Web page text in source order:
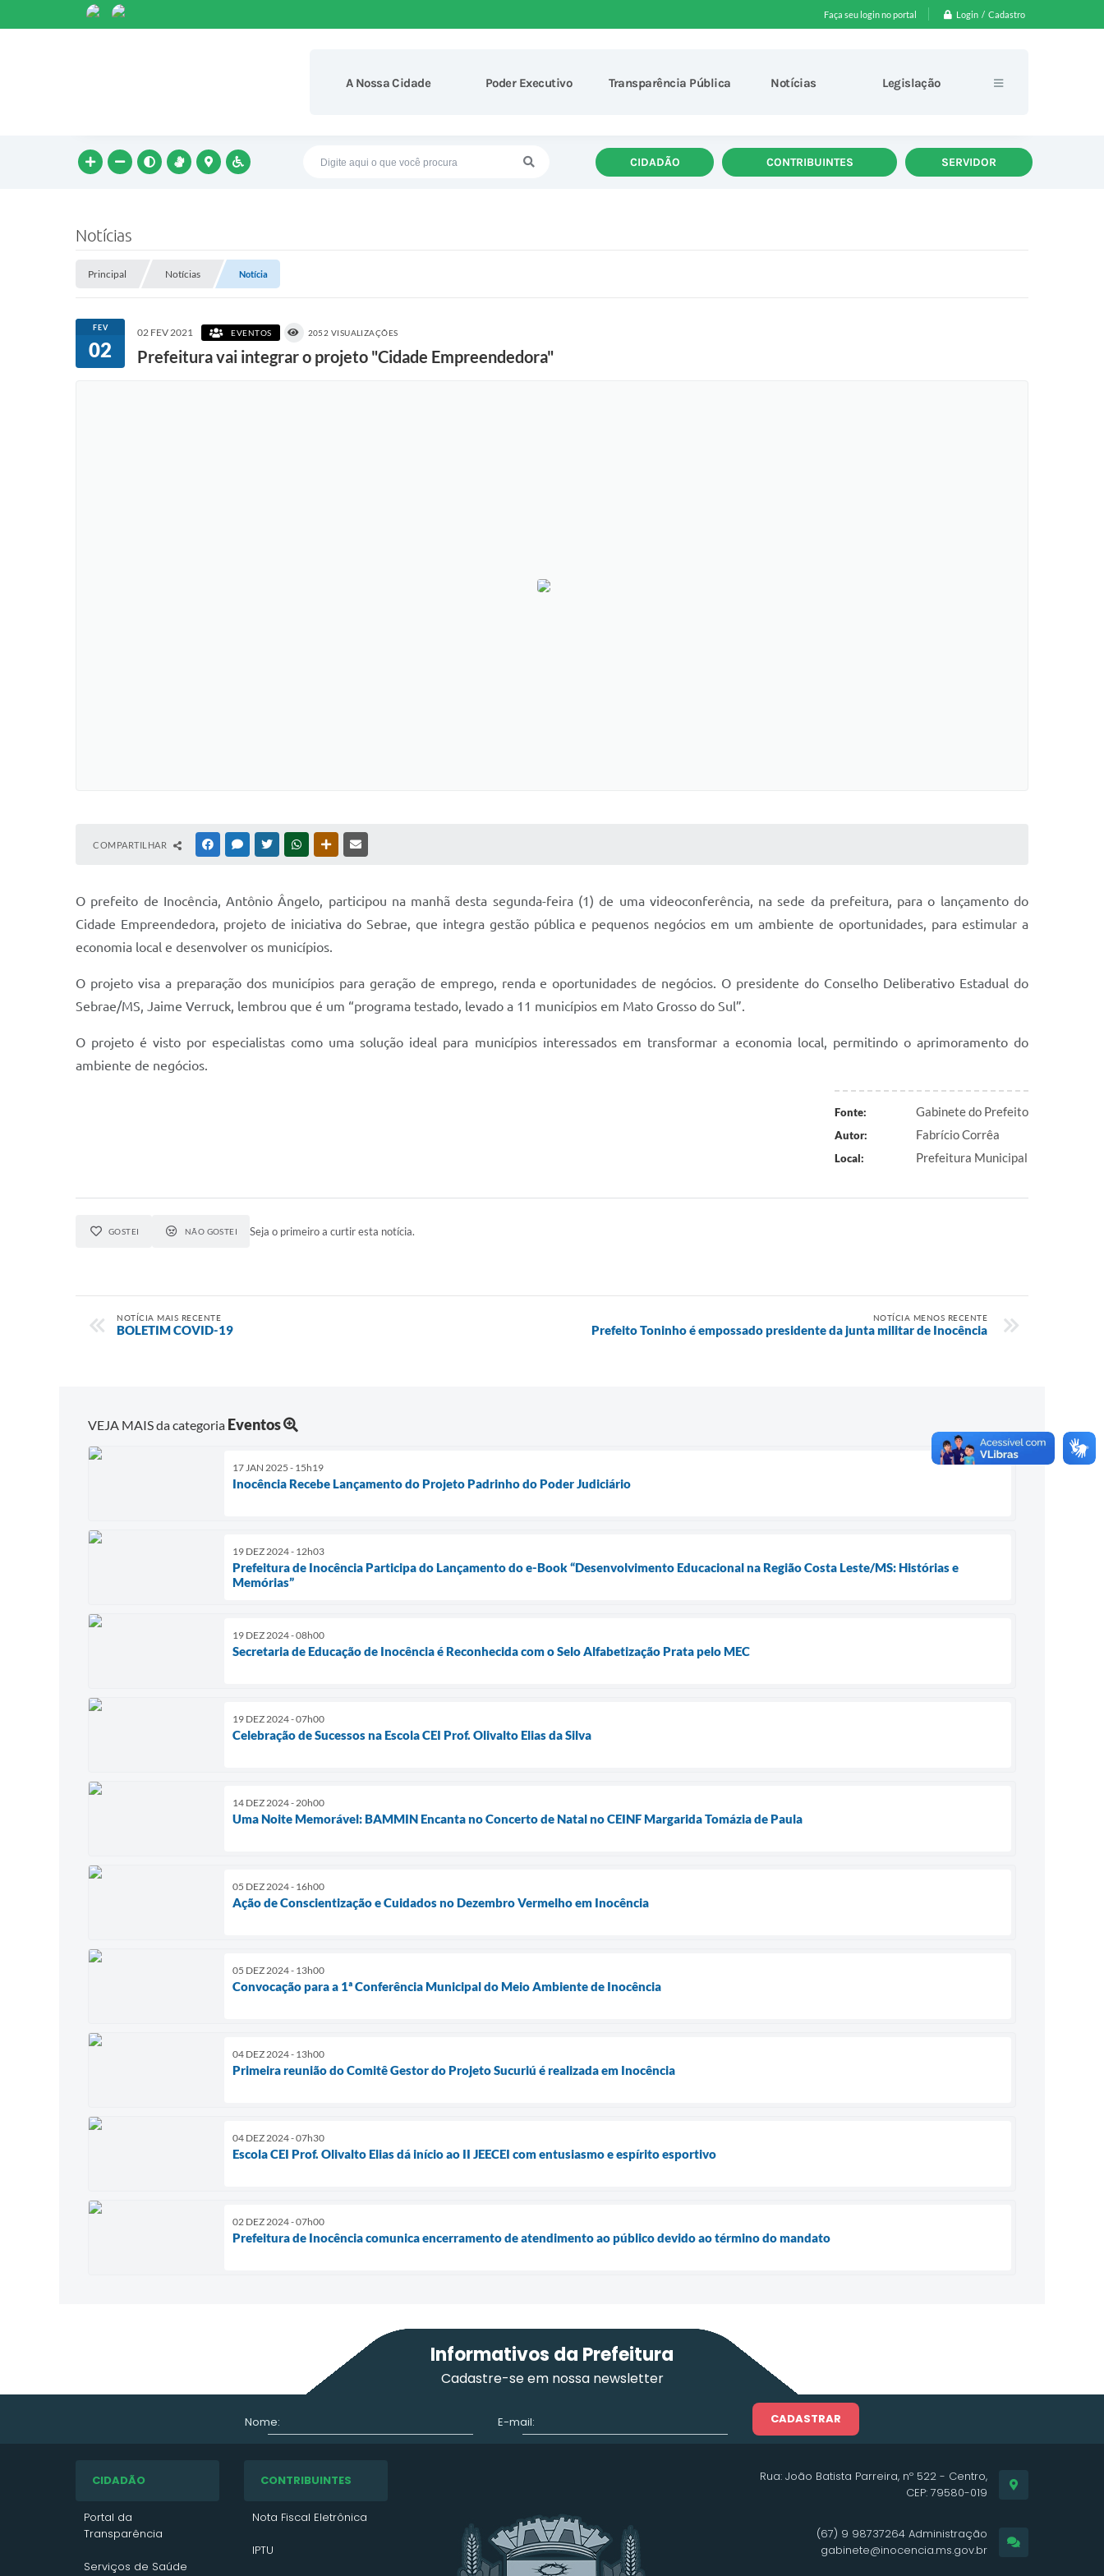
Faça seu login no portal Login / Cadastro
A Nossa Cidade Poder Executivo Transparência Pública Notícias Legislação
CIDADÃO CONTRIBUINTES SERVIDOR
Notícias
Principal Notícias Notícia
FEV
02
02 FEV 2021 EVENTOS 2052 VISUALIZAÇÕES
Prefeitura vai integrar o projeto "Cidade Empreendedora"
COMPARTILHAR FACEBOOKMESSENGER
TWITTERWHATSAPPOUTRAS MÍDIAS
O prefeito de Inocência, Antônio Ângelo, participou na manhã desta segunda-feira (1) de uma videoconferência, na sede da prefeitura, para o lançamento do
Cidade Empreendedora, projeto de iniciativa do Sebrae, que integra gestão pública e pequenos negócios em um ambiente de oportunidades, para estimular a
economia local e desenvolver os municípios.
O projeto visa a preparação dos municípios para geração de emprego, renda e oportunidades de negócios. O presidente do Conselho Deliberativo Estadual do
Sebrae/MS, Jaime Verruck, lembrou que é um “programa testado, levado a 11 municípios em Mato Grosso do Sul”.
O projeto é visto por especialistas como uma solução ideal para municípios interessados em transformar a economia local, permitindo o aprimoramento do
ambiente de negócios.
Fonte: Gabinete do Prefeito
Autor: Fabrício Corrêa
Local: Prefeitura Municipal
GOSTEI NÃO GOSTEI Seja o primeiro a curtir esta notícia.
NOTÍCIA MAIS RECENTE
BOLETIM COVID-19
NOTÍCIA MENOS RECENTE
Prefeito Toninho é empossado presidente da junta militar de Inocência
VEJA MAIS da categoria Eventos
17 JAN 2025 - 15h19
Inocência Recebe Lançamento do Projeto Padrinho do Poder Judiciário
19 DEZ 2024 - 12h03
Prefeitura de Inocência Participa do Lançamento do e-Book “Desenvolvimento Educacional na Região Costa Leste/MS: Histórias e
Memórias”
19 DEZ 2024 - 08h00
Secretaria de Educação de Inocência é Reconhecida com o Selo Alfabetização Prata pelo MEC
19 DEZ 2024 - 07h00
Celebração de Sucessos na Escola CEI Prof. Olivalto Elias da Silva
14 DEZ 2024 - 20h00
Uma Noite Memorável: BAMMIN Encanta no Concerto de Natal no CEINF Margarida Tomázia de Paula
05 DEZ 2024 - 16h00
Ação de Conscientização e Cuidados no Dezembro Vermelho em Inocência
05 DEZ 2024 - 13h00
Convocação para a 1ª Conferência Municipal do Meio Ambiente de Inocência
04 DEZ 2024 - 13h00
Primeira reunião do Comitê Gestor do Projeto Sucuriú é realizada em Inocência
04 DEZ 2024 - 07h30
Escola CEI Prof. Olivalto Elias dá início ao II JEECEI com entusiasmo e espírito esportivo
02 DEZ 2024 - 07h00
Prefeitura de Inocência comunica encerramento de atendimento ao público devido ao término do mandato
Informativos da Prefeitura
Cadastre-se em nossa newsletter
Nome: E-mail: CADASTRAR
CIDADÃO
Portal da
Transparência
Serviços de Saúde
CONTRIBUINTES
Nota Fiscal Eletrônica
IPTU
Rua: João Batista Parreira, nº 522 - Centro,
CEP: 79580-019
(67) 9 98737264 Administração
gabinete@inocencia.ms.gov.br